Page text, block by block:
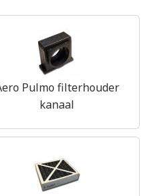
Pulmo filterhouder
kanaal